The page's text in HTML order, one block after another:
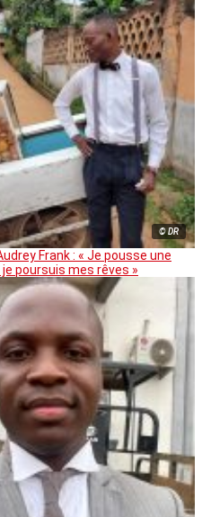
© DR
Frank : « Je pousse une
poursuis mes rêves »